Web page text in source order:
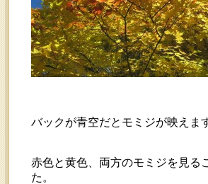
バックが青空だとモミジが映えま
赤色と黄色、両方のモミジを見る
た。